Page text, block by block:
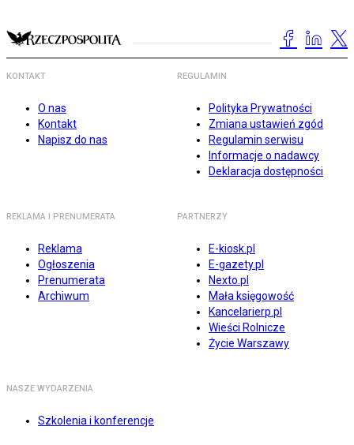
KONTAKT
O nas
Kontakt
Napisz do nas
REGULAMIN
Polityka Prywatności
Zmiana ustawień zgód
Regulamin serwisu
Informacje o nadawcy
Deklaracja dostępności
REKLAMA I PRENUMERATA
Reklama
Ogłoszenia
Prenumerata
Archiwum
PARTNERZY
E-kiosk.pl
E-gazety.pl
Nexto.pl
Mała księgowość
Kancelarierp.pl
Wieści Rolnicze
Życie Warszawy
NASZE WYDARZENIA
Szkolenia i konferencje